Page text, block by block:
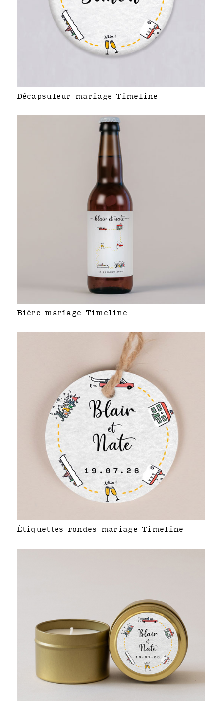
Décapsuleur mariage Timeline
Bière mariage Timeline
Étiquettes rondes mariage Timeline